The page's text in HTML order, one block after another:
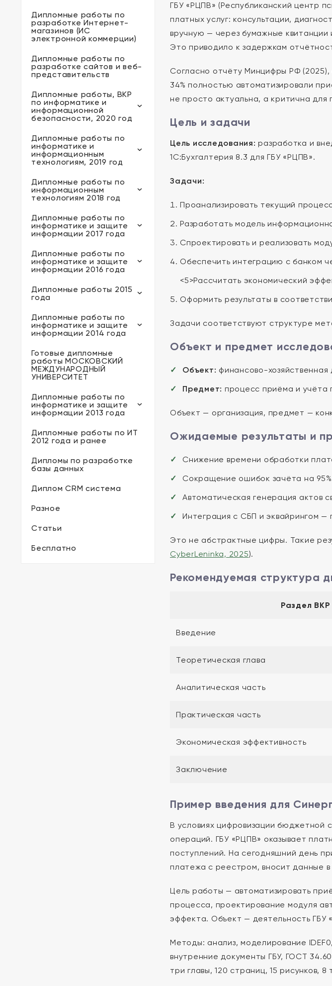
Дипломные работы по
разработке Интернет-
магазинов (ИС
электронной коммерции)
Дипломные работы по
разработке сайтов и веб-
представительств
Дипломные работы, ВКР
по информатике и
информационной
безопасности, 2020 год
Дипломные работы по
информатике и
информационным
технологиям, 2019 год
Дипломные работы по
информационным
технологиям 2018 год
Дипломные работы по
информатике и защите
информации 2017 года
Дипломные работы по
информатике и защите
информации 2016 года
Дипломные работы 2015
года
Дипломные работы по
информатике и защите
информации 2014 года
Готовые дипломные
работы МОСКОВСКИЙ
МЕЖДУНАРОДНЫЙ
УНИВЕРСИТЕТ
Дипломные работы по
информатике и защите
информации 2013 года
Дипломные работы по ИТ
2012 года и ранее
Дипломы по разработке
базы данных
Диплом CRM система
Разное
Статьи
Бесплатно
ГБУ «РЦПВ» (Республиканский центр
платных услуг: консультации,
вручную — через бумажные квитанции
Это приводило к задержкам
Согласно отчёту Минцифры РФ (2025),
34% полностью автоматизировали
не просто актуальна, а критична
Цель и задачи
Цель исследования: разработка и
1С:Бухгалтерия 8.3 для ГБУ «РЦПВ».
Задачи:
Проанализировать текущий
Разработать модель
Спроектировать и реализовать
Обеспечить интеграцию с банком
<5>Рассчитать экономический
Оформить результаты в
Задачи соответствуют структуре
Объект и предмет
Объект: финансово-хозяйственная
Предмет: процесс приёма и учёта
Объект — организация, предмет —
Ожидаемые результаты и
Снижение времени обработки
Сокращение ошибок зачёта на
Автоматическая генерация актов
Интеграция с СБП и эквайрингом —
Это не абстрактные цифры. Такие
CyberLeninka, 2025).
Рекомендуемая структура
Раздел ВКР
Введение
Теоретическая глава
Аналитическая часть
Практическая часть
Экономическая эффективность
Заключение
Пример введения для
В условиях цифровизации бюджетной
операций. ГБУ «РЦПВ» оказывает
поступлений. На сегодняшний день
платежа с реестром, вносит данные
Цель работы — автоматизировать
процесса, проектирование модуля
эффекта. Объект — деятельность
Методы: анализ, моделирование
внутренние документы ГБУ, ГОСТ
три главы, 120 страниц, 15 рисунков,